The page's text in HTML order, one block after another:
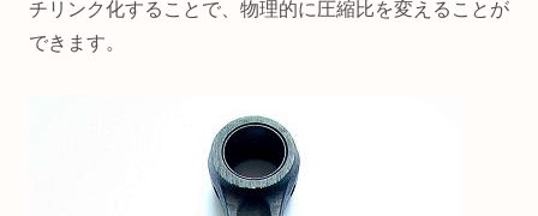
チリンク化することで、物理的に圧縮比を変えることが
できます。